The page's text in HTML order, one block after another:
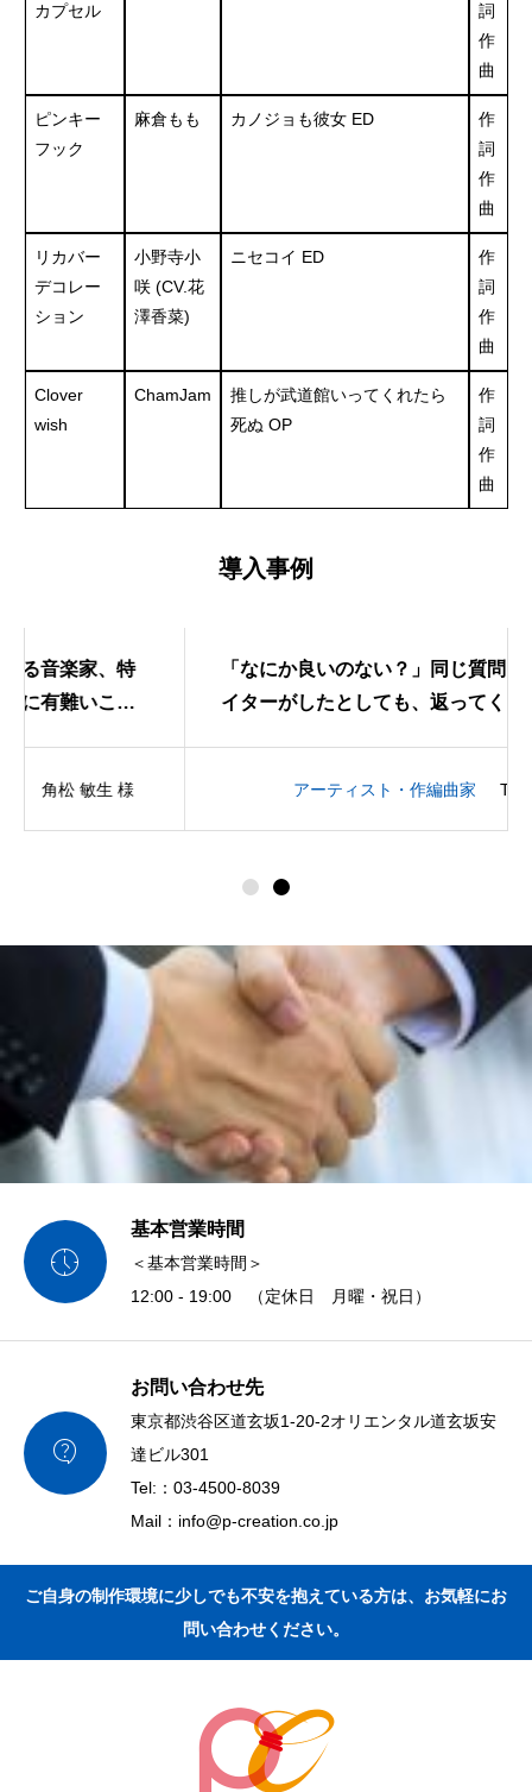
カプセル
詞
作
曲
ピンキー
フック
麻倉もも カノジョも彼女 ED
作
詞
作
曲
リカバー
デコレー
ション
小野寺小
咲 (CV.花
澤香菜)
ニセコイ ED
作
詞
作
曲
Clover
wish
ChamJam
推しが武道館いってくれたら
死ぬ OP
作
詞
作
曲
導入事例
、特
こと
生 様
「なにか良いのない？」同じ質問を別のクリ
イターがしたとしても、返ってくる答えはそ
アーティスト・作編曲家 Tatsh 様

基本営業時間
＜基本営業時間＞
12:00 - 19:00 （定休日 月曜・祝日）

お問い合わせ先
東京都渋谷区道玄坂1-20-2オリエンタル道玄坂安
達ビル301
Tel:：03-4500-8039
Mail：info@p-creation.co.jp
ご自身の制作環境に少しでも不安を抱えている方は、お気軽にお
問い合わせください。